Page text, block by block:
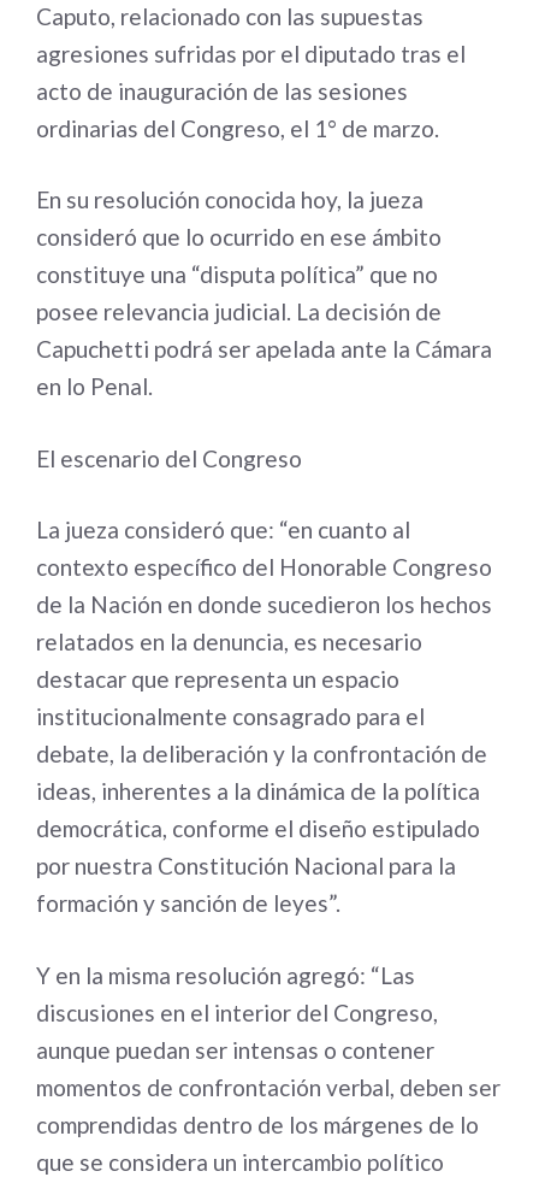
Caputo, relacionado con las supuestas
agresiones sufridas por el diputado tras el
acto de inauguración de las sesiones
ordinarias del Congreso, el 1° de marzo.
En su resolución conocida hoy, la jueza
consideró que lo ocurrido en ese ámbito
constituye una “disputa política” que no
posee relevancia judicial. La decisión de
Capuchetti podrá ser apelada ante la Cámara
en lo Penal.
El escenario del Congreso
La jueza consideró que: “en cuanto al
contexto específico del Honorable Congreso
de la Nación en donde sucedieron los hechos
relatados en la denuncia, es necesario
destacar que representa un espacio
institucionalmente consagrado para el
debate, la deliberación y la confrontación de
ideas, inherentes a la dinámica de la política
democrática, conforme el diseño estipulado
por nuestra Constitución Nacional para la
formación y sanción de leyes”.
Y en la misma resolución agregó: “Las
discusiones en el interior del Congreso,
aunque puedan ser intensas o contener
momentos de confrontación verbal, deben ser
comprendidas dentro de los márgenes de lo
que se considera un intercambio político